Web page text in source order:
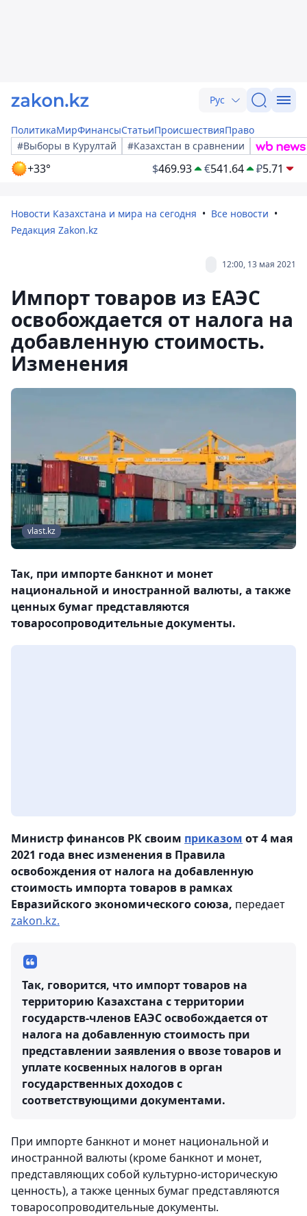
Рус
ПолитикаМирФинансыСтатьиПроисшествияПраво
#Выборы в Курултай
#Казахстан в сравнении
+33° $469.93 €541.64 ₽5.71
Новости Казахстана и мира на сегодня
Все новости
Редакция Zakon.kz
12:00, 13 мая 2021
Импорт товаров из ЕАЭС
освобождается от налога на
добавленную стоимость.
Изменения
vlast.kz
Так, при импорте банкнот и монет
национальной и иностранной валюты, а также
ценных бумаг представляются
товаросопроводительные документы.
Министр финансов РК своим приказом от 4 мая
2021 года внес изменения в Правила
освобождения от налога на добавленную
стоимость импорта товаров в рамках
Евразийского экономического союза, передает
zakon.kz.
Так, говорится, что импорт товаров на
территорию Казахстана с территории
государств-членов ЕАЭС освобождается от
налога на добавленную стоимость при
представлении заявления о ввозе товаров и
уплате косвенных налогов в орган
государственных доходов с
соответствующими документами.
При импорте банкнот и монет национальной и
иностранной валюты (кроме банкнот и монет,
представляющих собой культурно-историческую
ценность), а также ценных бумаг представляются
товаросопроводительные документы.